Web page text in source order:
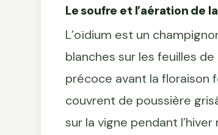
Le soufre et l’aération de
L’oïdium est un
blanches sur les feuilles
précoce avant la floraison
couvrent de poussière
sur la vigne pendant